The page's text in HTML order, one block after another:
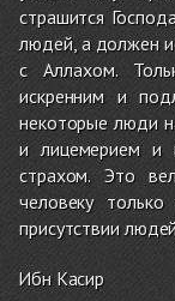
страшится
людей, а должен
с Аллахом.
искренним и
некоторые люди
и лицемерием и
страхом. Это
человеку
присутствии
Ибн Касир